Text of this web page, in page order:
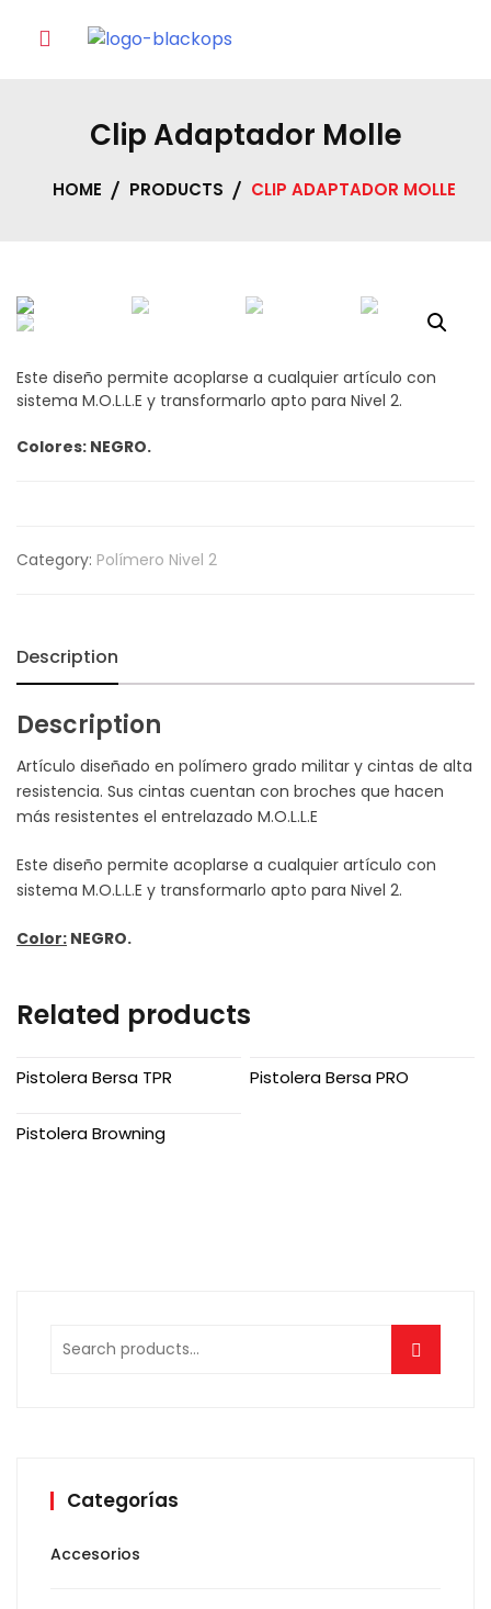
Clip Adaptador Molle
HOME PRODUCTS CLIP ADAPTADOR MOLLE
Este diseño permite acoplarse a cualquier artículo con
sistema M.O.L.L.E y transformarlo apto para Nivel 2.
Colores: NEGRO.
Category: Polímero Nivel 2
Description
Description
Artículo diseñado en polímero grado militar y cintas de alta
resistencia. Sus cintas cuentan con broches que hacen
más resistentes el entrelazado M.O.L.L.E
Este diseño permite acoplarse a cualquier artículo con
sistema M.O.L.L.E y transformarlo apto para Nivel 2.
Color: NEGRO.
Related products
Pistolera Bersa TPR Pistolera Bersa PRO
Pistolera Browning
Search
for:
Categorías
Accesorios